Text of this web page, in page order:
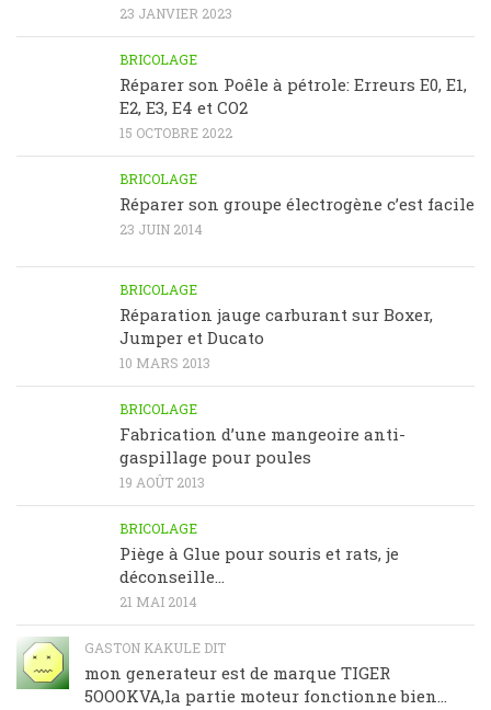
23 JANVIER 2023
BRICOLAGE
Réparer son Poêle à pétrole: Erreurs E0, E1,
E2, E3, E4 et CO2
15 OCTOBRE 2022
BRICOLAGE
Réparer son groupe électrogène c’est facile
23 JUIN 2014
BRICOLAGE
Réparation jauge carburant sur Boxer,
Jumper et Ducato
10 MARS 2013
BRICOLAGE
Fabrication d’une mangeoire anti-
gaspillage pour poules
19 AOÛT 2013
BRICOLAGE
Piège à Glue pour souris et rats, je
déconseille…
21 MAI 2014
GASTON KAKULE DIT
mon generateur est de marque TIGER
5OOOKVA,la partie moteur fonctionne bien...